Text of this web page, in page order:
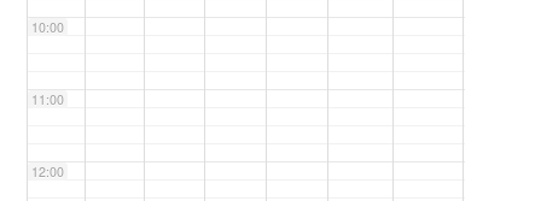
10:00
11:00
12:00